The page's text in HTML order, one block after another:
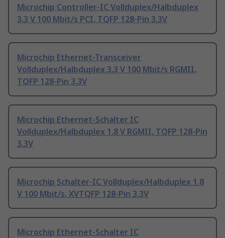
Microchip Controller-IC Vollduplex/Halbduplex
3.3 V 100 Mbit/s PCI, TQFP 128-Pin 3.3V
Microchip Ethernet-Transceiver
Vollduplex/Halbduplex 3.3 V 100 Mbit/s RGMII,
TQFP 128-Pin 3.3V
Microchip Ethernet-Schalter IC
Vollduplex/Halbduplex 1.8 V RGMII, TQFP 128-Pin
3.3V
Microchip Schalter-IC Vollduplex/Halbduplex 1.8
V 100 Mbit/s, XVTQFP 128-Pin 3.3V
Microchip Ethernet-Schalter IC